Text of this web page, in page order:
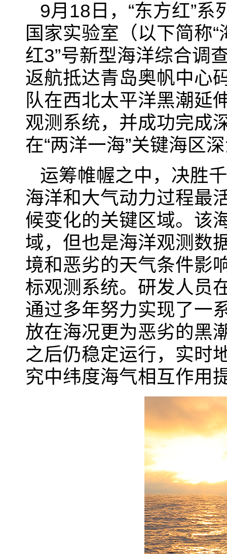
9月 18 日，“东方红”
国家实验室（以下简称
红3”号新型海洋综合调
返航抵达青岛奥帆中心
队在西北太平洋黑潮延
观测系统，并成功完成
在“两洋一海”关键海区
运筹帷幄之中，决胜
海洋和大气动力过程最
候变化的关键区域。该
域，但也是海洋观测数
境和恶劣的天气条件影
标观测系统。研发人员
通过多年努力实现了一
放在海况更为恶劣的黑
之后仍稳定运行，实时
究中纬度海气相互作用